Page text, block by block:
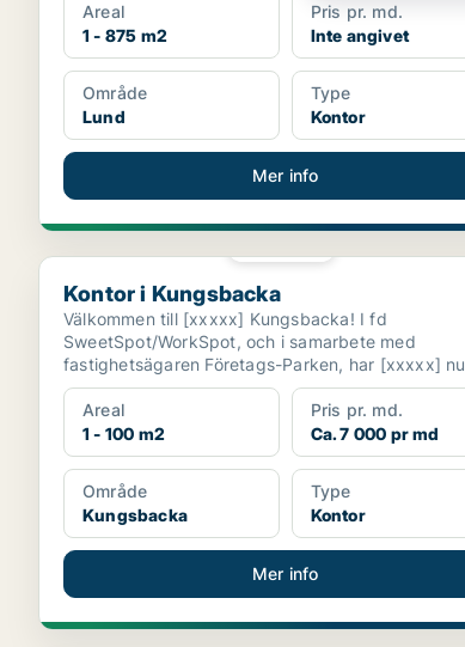
Areal
1 - 875 m2
Pris pr. md.
Inte angivet
Område
Lund
Type
Kontor
Mer info
Kontor i Kungsbacka
Kontor i Kungsbacka
Välkommen till [xxxxx] Kungsbacka! I fd
SweetSpot/WorkSpot, och i samarbete med
fastighetsägaren Företags-Parken, har [xxxxx] nu
tagit över som ny cowor...
Areal
1 - 100 m2
Pris pr. md.
Ca. 7 000 pr md
Område
Kungsbacka
Type
Kontor
Mer info